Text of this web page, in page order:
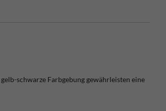
schwarze Farbgebung gewährleisten eine